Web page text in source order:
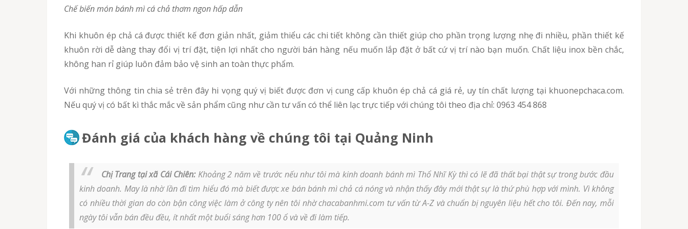
Chế biến món bánh mì cá chả thơm ngon hấp dẫn
Khi khuôn ép chả cá được thiết kế đơn giản nhất, giảm thiểu các chi tiết không cần thiết giúp cho phần trọng lượng nhẹ đi nhiều, phần thiết kế
khuôn rời dễ dàng thay đổi vị trí đặt, tiện lợi nhất cho người bán hàng nếu muốn lắp đặt ở bất cứ vị trí nào bạn muốn. Chất liệu inox bền chắc,
không han rỉ giúp luôn đảm bảo vệ sinh an toàn thực phẩm.
Với những thông tin chia sẻ trên đây hi vọng quý vị biết được đơn vị cung cấp khuôn ép chả cá giá rẻ, uy tín chất lượng tại khuonepchaca.com.
Nếu quý vị có bất kì thắc mắc về sản phẩm cũng như cần tư vấn có thể liên lạc trực tiếp với chúng tôi theo địa chỉ: 0963 454 868
Đánh giá của khách hàng về chúng tôi tại Quảng Ninh
Chị Trang tại xã Cái Chiên: Khoảng 2 năm về trước nếu như tôi mà kinh doanh bánh mì Thổ Nhĩ Kỳ thì có lẽ đã thất bại thật sự trong bước đầu
kinh doanh. May là nhờ lần đi tìm hiểu đó mà biết được xe bán bánh mì chả cá nóng và nhận thấy đây mới thật sự là thứ phù hợp với mình. Vì không
có nhiều thời gian do còn bận công việc làm ở công ty nên tôi nhờ chacabanhmi.com tư vấn từ A-Z và chuẩn bị nguyên liệu hết cho tôi. Đến nay, mỗi
ngày tôi vẫn bán đều đều, ít nhất một buổi sáng hơn 100 ổ và về đi làm tiếp.